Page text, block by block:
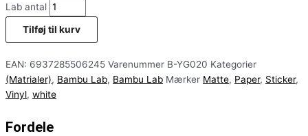
Lab antal
Tilføj til kurv
EAN: 6937285506245 Varenummer B-YG020 Kategorier
(Matrialer), Bambu Lab, Bambu Lab Mærker Matte, Paper, Sticker,
Vinyl, white
Fordele